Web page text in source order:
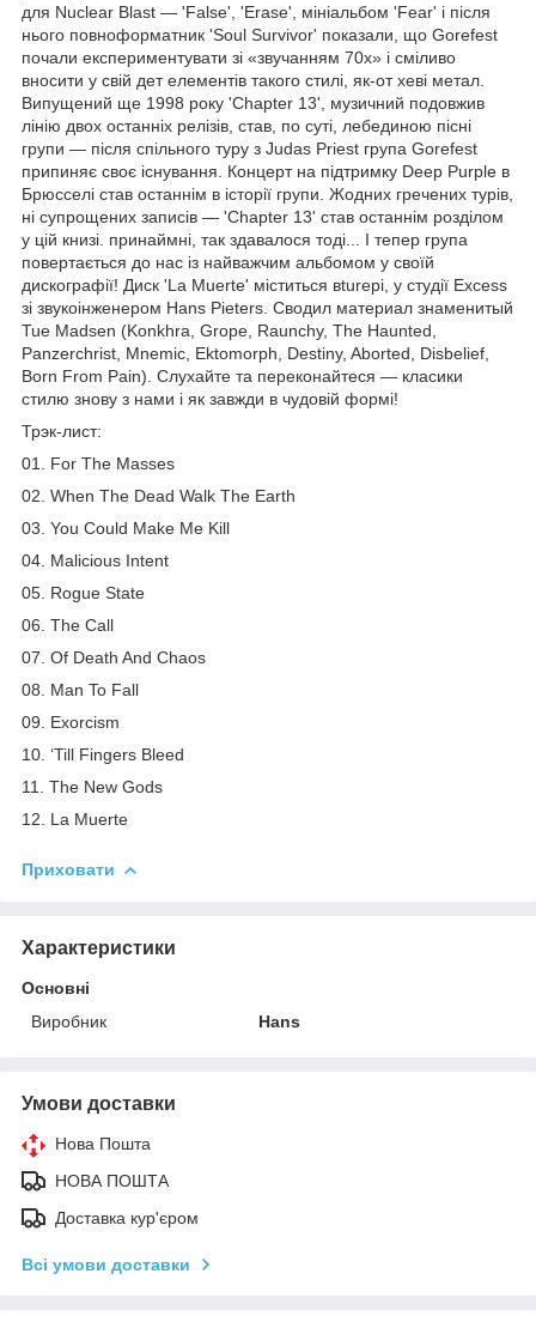
для Nuclear Blast — 'False', 'Erase', мініальбом 'Fear' і після
нього повноформатник 'Soul Survivor' показали, що Gorefest
почали експериментувати зі «звучанням 70х» і сміливо
вносити у свій дет елементів такого стилі, як-от хеві метал.
Випущений ще 1998 року 'Chapter 13', музичний подовжив
лінію двох останніх релізів, став, по суті, лебединою пісні
групи — після спільного туру з Judas Priest група Gorefest
припиняє своє існування. Концерт на підтримку Deep Purple в
Брюсселі став останнім в історії групи. Жодних гречених турів,
ні супрощених записів — 'Chapter 13' став останнім розділом
у цій книзі. принаймні, так здавалося тоді... І тепер група
повертається до нас із найважчим альбомом у своїй
дискографії! Диск 'La Muerte' міститься вturері, у студії Excess
зі звукоінженером Hans Pieters. Сводил материал знаменитый
Tue Madsen (Konkhra, Grope, Raunchy, The Haunted,
Panzerchrist, Mnemic, Ektomorph, Destiny, Aborted, Disbelief,
Born From Pain). Слухайте та переконайтеся — класики
стилю знову з нами і як завжди в чудовій формі!
Трэк-лист:
01. For The Masses
02. When The Dead Walk The Earth
03. You Could Make Me Kill
04. Malicious Intent
05. Rogue State
06. The Call
07. Of Death And Chaos
08. Man To Fall
09. Exorcism
10. ‘Till Fingers Bleed
11. The New Gods
12. La Muerte
Приховати
Характеристики
Основні
Виробник
Hans
Умови доставки
Нова Пошта
НОВА ПОШТА
Доставка кур'єром
Всі умови доставки